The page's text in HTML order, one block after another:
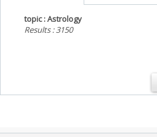
topic : Astrology
Results : 3150